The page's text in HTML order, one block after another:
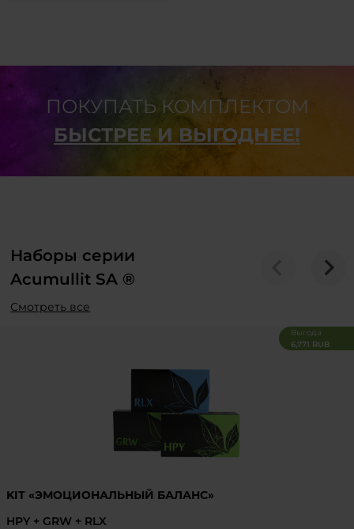
ПОКУПАТЬ КОМПЛЕКТОМ
БЫСТРЕЕ И ВЫГОДНЕЕ!
Наборы серии
Acumullit SA ®
Смотреть все
Выгода
6,771 RUB
KIT «ЭМОЦИОНАЛЬНЫЙ БАЛАНС»
HPY + GRW + RLX